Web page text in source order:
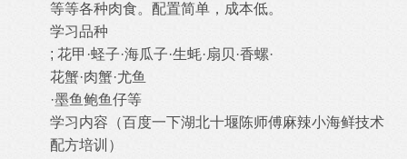
等等各种肉食。配置简单，成本低。
学习品种
; 花甲·蛏子·海瓜子·生蚝·扇贝·香螺·
花蟹·肉蟹·尤鱼
·墨鱼鲍鱼仔等
学习内容（百度一下湖北十堰陈师傅麻辣小海鲜技术
配方培训）